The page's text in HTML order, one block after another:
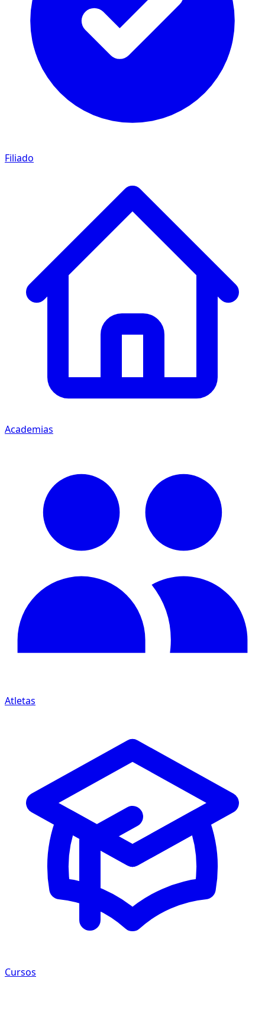
Filiado
Academias
Atletas
Cursos